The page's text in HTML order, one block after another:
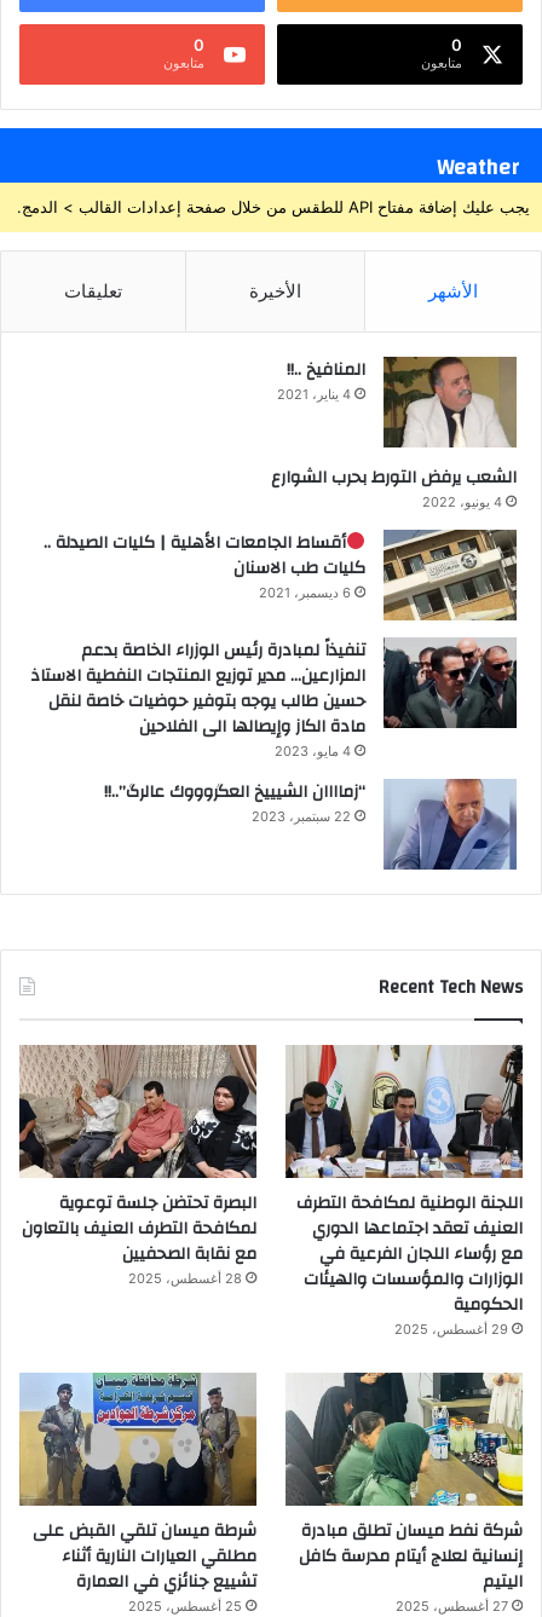
0
متابعون
0
متابعون
Weather
يجب عليك إضافة مفتاح API للطقس من خلال صفحة إعدادات القالب > الدمج.
الأشهر الأخيرة تعليقات
المنافيخ ..!!
4 يناير، 2021
الشعب يرفض التورط بحرب الشوارع
4 يونيو، 2022
أقساط الجامعات الأهلية | كليات الصيدلة ..
كليات طب الاسنان
6 ديسمبر، 2021
تنفيذاً لمبادرة رئيس الوزراء الخاصة بدعم
المزارعين… مدير توزيع المنتجات النفطية الاستاذ
حسين طالب يوجه بتوفير حوضيات خاصة لنقل
مادة الكاز وإيصالها الى الفلاحين
4 مايو، 2023
“زماااان الشيييخ العگروووك عالرگ”..!!
22 سبتمبر، 2023
Recent Tech News
اللجنة الوطنية لمكافحة التطرف
العنيف تعقد اجتماعها الدوري
مع رؤساء اللجان الفرعية في
الوزارات والمؤسسات والهيئات
الحكومية
29 أغسطس، 2025
البصرة تحتضن جلسة توعوية
لمكافحة التطرف العنيف بالتعاون
مع نقابة الصحفيين
28 أغسطس، 2025
شركة نفط ميسان تطلق مبادرة
إنسانية لعلاج أيتام مدرسة كافل
اليتيم
27 أغسطس، 2025
شرطة ميسان تلقي القبض على
مطلقي العيارات النارية أثناء
تشييع جنائزي في العمارة
25 أغسطس، 2025